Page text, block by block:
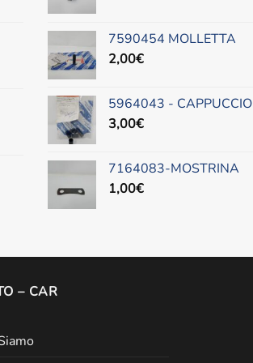
7590454 MOLLETTA
2,00€
5964043 - CAPPUCCIO
3,00€
7164083-MOSTRINA
1,00€
– CAR